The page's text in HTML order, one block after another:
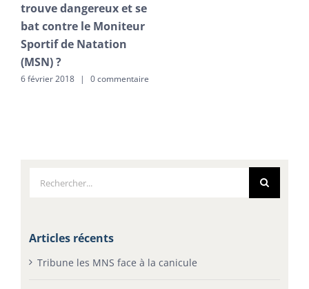
trouve dangereux et se
bat contre le Moniteur
Sportif de Natation
(MSN) ?
6 février 2018 | 0 commentaire
Rechercher:
Articles récents
Tribune les MNS face à la canicule